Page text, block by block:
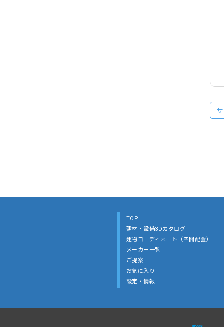
TOP
建材・設備3Dカタログ
建物コーディネート（空間配置）
メーカー一覧
ご提案
お気に入り
設定・情報